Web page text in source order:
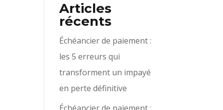
Articles
récents
Échéancier de paiement :
les 5 erreurs qui
transforment un impayé
en perte définitive